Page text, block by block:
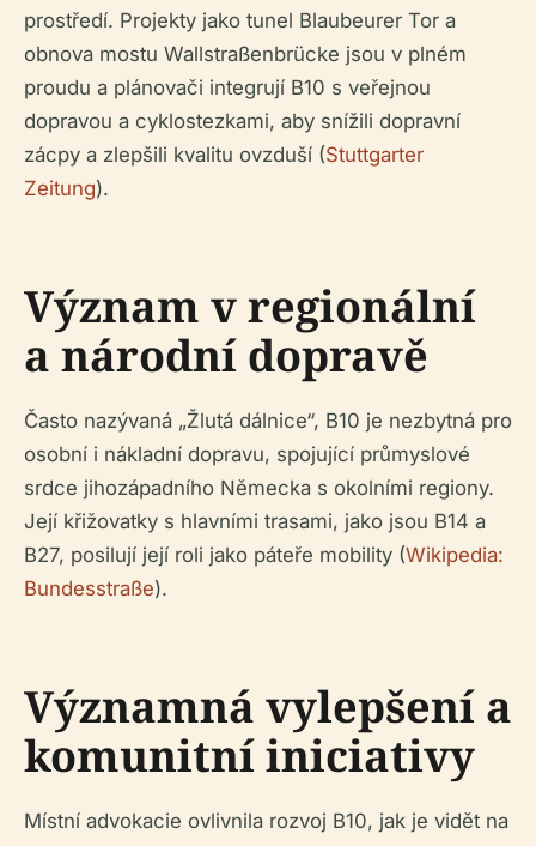
prostředí. Projekty jako tunel Blaubeurer Tor a
obnova mostu Wallstraßenbrücke jsou v plném
proudu a plánovači integrují B10 s veřejnou
dopravou a cyklostezkami, aby snížili dopravní
zácpy a zlepšili kvalitu ovzduší (Stuttgarter
Zeitung).
Význam v regionální
a národní dopravě
Často nazývaná „Žlutá dálnice“, B10 je nezbytná pro
osobní i nákladní dopravu, spojující průmyslové
srdce jihozápadního Německa s okolními regiony.
Její křižovatky s hlavními trasami, jako jsou B14 a
B27, posilují její roli jako páteře mobility (Wikipedia:
Bundesstraße).
Významná vylepšení a
komunitní iniciativy
Místní advokacie ovlivnila rozvoj B10, jak je vidět na